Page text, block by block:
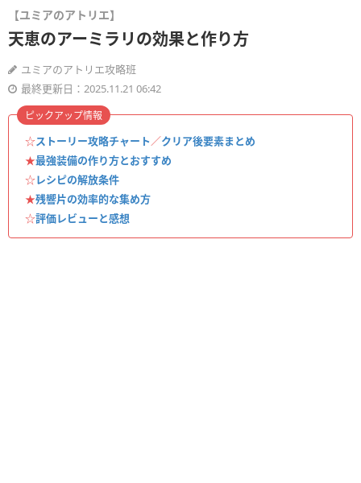
【ユミアのアトリエ】
天恵のアーミラリの効果と作り方
ユミアのアトリエ攻略班
最終更新日：2025.11.21 06:42
☆ストーリー攻略チャート／クリア後要素まとめ
★最強装備の作り方とおすすめ
☆レシピの解放条件
★残響片の効率的な集め方
☆評価レビューと感想
ピックアップ情報